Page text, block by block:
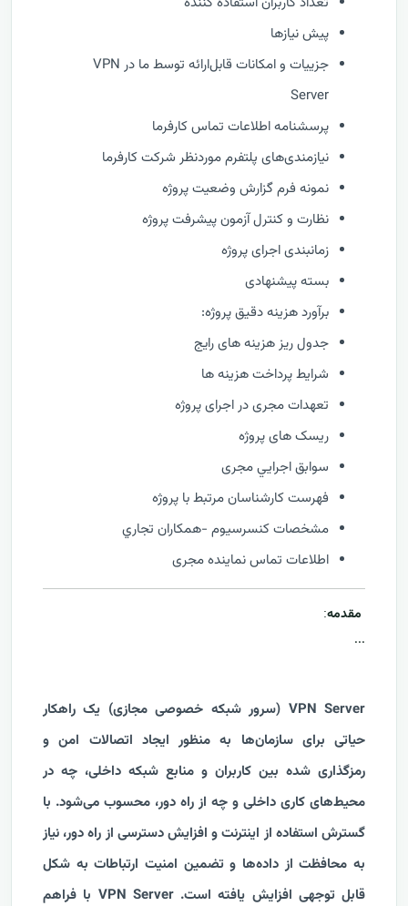
پیش نیازها
جزییات و امکانات قابل‌ارائه توسط ما در VPN
Server
پرسشنامه اطلاعات تماس کارفرما
نیازمندی‌های پلتفرم موردنظر شرکت کارفرما
نمونه فرم گزارش وضعيت پروژه
نظارت و كنترل آزمون پیشرفت پروژه
زمانبندی اجرای پروژه
بسته پیشنهادی
برآورد هزینه دقیق پروژه:
جدول ریز هزینه های رایج
شرایط پرداخت هزینه ها
تعهدات مجری در اجرای پروژه
ریسک های پروژه
سوابق اجرايي مجری
فهرست كارشناسان مرتبط با پروژه
مشخصات كنسرسيوم -همكاران تجاري
اطلاعات تماس نماینده مجری
مقدمه:
...
VPN Server (سرور شبکه خصوصی مجازی) یک راهکار
حیاتی برای سازمان‌ها به منظور ایجاد اتصالات امن و
رمزگذاری شده بین کاربران و منابع شبکه داخلی، چه در
محیط‌های کاری داخلی و چه از راه دور، محسوب می‌شود. با
گسترش استفاده از اینترنت و افزایش دسترسی از راه دور، نیاز
به محافظت از داده‌ها و تضمین امنیت ارتباطات به شکل
قابل توجهی افزایش یافته است. VPN Server با فراهم